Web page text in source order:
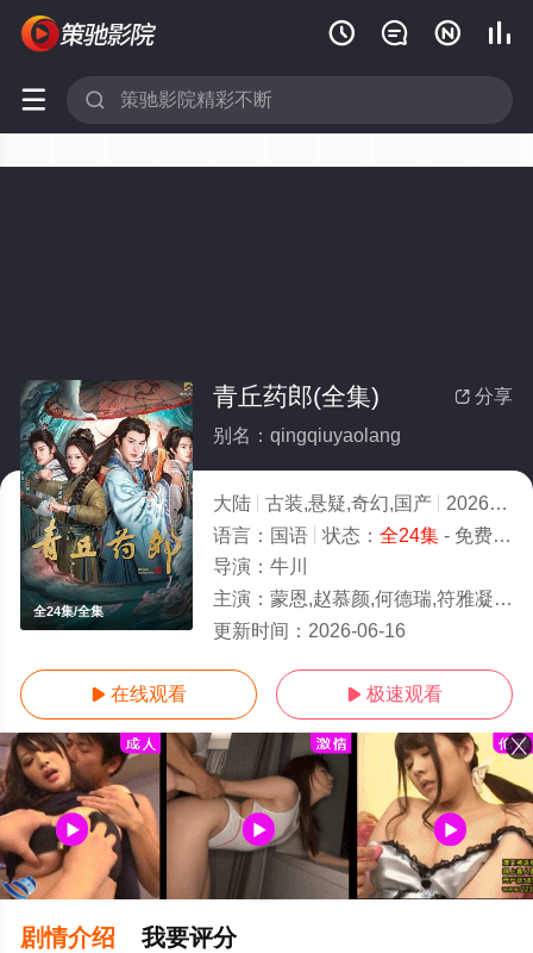
   
 
全24集/全集
 分享
青丘药郎(全集)
别名：qingqiuyaolang
大陆 古装,悬疑,奇幻,国产 2026
4.0
语言： 国语 状态： 全24集- 免费在线观看
导演： 牛川
主演： 蒙恩,赵慕颜,何德瑞,符雅凝,罗麦一,沈芝弈,文苡帆,祖卡尔,宣贻骞,左溢,刘瑾,吕勇卓,刘果果
更新时间： 2026-06-16
 在线观看  极速观看
剧情介绍 我要评分